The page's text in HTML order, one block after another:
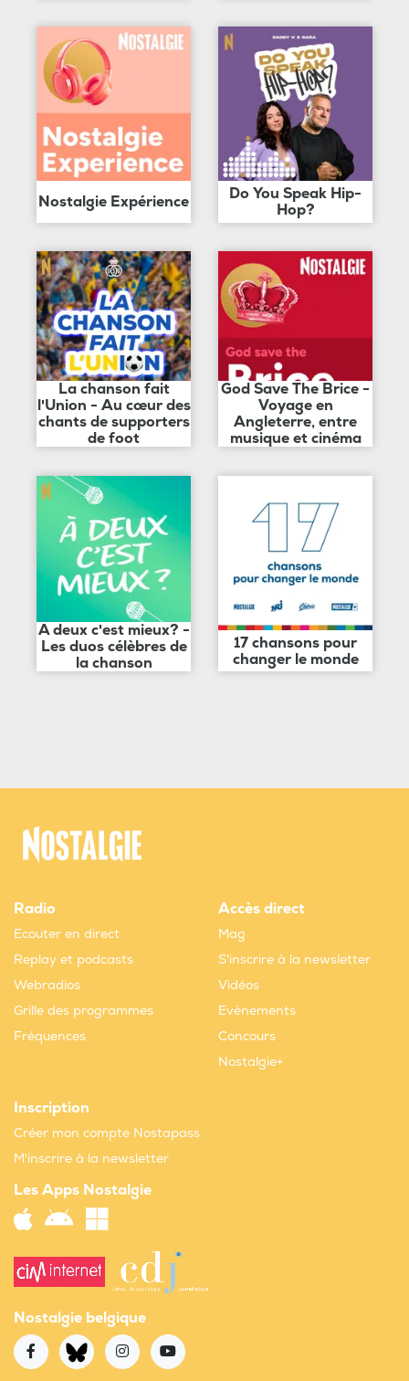
Nostalgie Expérience
Do You Speak Hip-
Hop?
La chanson fait
l'Union - Au cœur des
chants de supporters
de foot
God Save The Brice -
Voyage en
Angleterre, entre
musique et cinéma
A deux c'est mieux? -
Les duos célèbres de
la chanson
17 chansons pour
changer le monde
Radio
Ecouter en direct
Replay et podcasts
Webradios
Grille des programmes
Fréquences
Accès direct
Mag
S'inscrire à la newsletter
Vidéos
Evènements
Concours
Nostalgie+
Inscription
Créer mon compte Nostapass
M'inscrire à la newsletter
Les Apps Nostalgie
Nostalgie belgique